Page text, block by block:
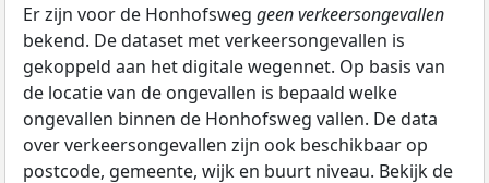
Er zijn voor de Honhofsweg geen verkeersongevallen
bekend. De dataset met verkeersongevallen is
gekoppeld aan het digitale wegennet. Op basis van
de locatie van de ongevallen is bepaald welke
ongevallen binnen de Honhofsweg vallen. De data
over verkeersongevallen zijn ook beschikbaar op
postcode, gemeente, wijk en buurt niveau. Bekijk de